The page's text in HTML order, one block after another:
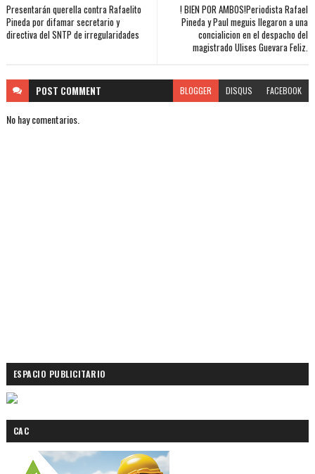
! BIEN POR AMBOS!Periodista Rafael
Pineda y Paul meguis llegaron a una
concialicion en el despacho del
magistrado Ulises Guevara Feliz.
Presentarán querella contra Rafaelito
Pineda por difamar secretario y
directiva del SNTP de irregularidades
POST COMMENT BLOGGER DISQUS FACEBOOK
No hay comentarios.
ESPACIO PUBLICITARIO
CAC